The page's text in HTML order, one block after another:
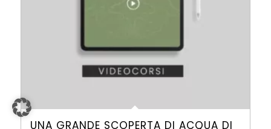
UNA GRANDE SCOPERTA DI ACQUA DI